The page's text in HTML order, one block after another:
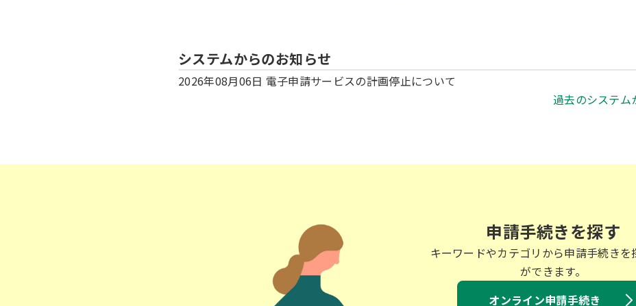
システムからのお知らせ
2026年08月06日 電子申請サービスの計画停止について
過去のシステム
申請手続きを探す
キーワードやカテゴリから申請手続きを
ができます。
オンライン申請手続き